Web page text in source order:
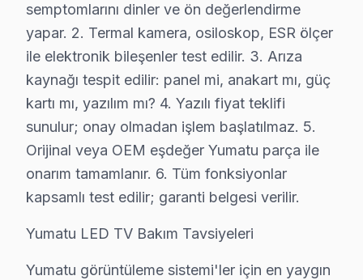
Neden Kağıthane'de Yumatu teknik desteği
Kağıthane Yumatu TV Ekran Anakart Profesyonel Servis ve
Kağıthane'da Yumatu televizyon ünitesi'niz
• Kağıthane'de 25+ sertifikalı teknisyen Yumatu
• Kağıthane'de sadece orijinal parça kullanıyoruz.
• Osiloskop, ESR ölçer, termal kamera ile teşhis
Bir şey daha:, Kağıthane Deresi, Sadabad, İş
semptomlarını dinler ve ön değerlendirme
yapar. 2. Termal kamera, osiloskop, ESR ölçer
ile elektronik bileşenler test edilir. 3. Arıza
kaynağı tespit edilir: panel mi, anakart mı, güç
kartı mı, yazılım mı? 4. Yazılı fiyat teklifi
sunulur; onay olmadan işlem başlatılmaz. 5.
Orijinal veya OEM eşdeğer Yumatu parça ile
onarım tamamlanır. 6. Tüm fonksiyonlar
kapsamlı test edilir; garanti belgesi verilir.
Yumatu LED TV Bakım Tavsiyeleri
Yumatu görüntüleme sistemi'ler için en yaygın